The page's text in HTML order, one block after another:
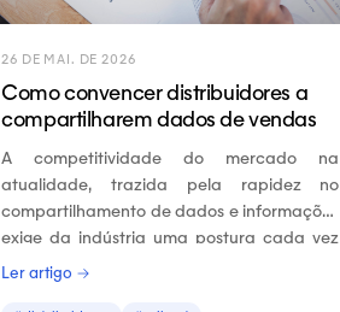
26 DE MAI. DE 2026
Como convencer distribuidores a
compartilharem dados de vendas
A competitividade do mercado na
atualidade, trazida pela rapidez no
compartilhamento de dados e informações
exige da indústria uma postura cada vez
mais voltada para agilidade e acerto nas
Ler artigo →